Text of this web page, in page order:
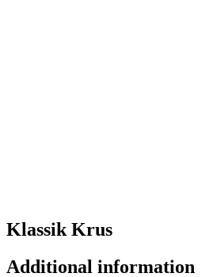
Klassik Krus
Additional information